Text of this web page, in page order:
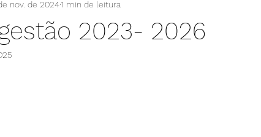
Ações Apan Prêmio Maria Helena Villar
2023- 2026
nov. de 20241 min de leitura
5 estrelas.